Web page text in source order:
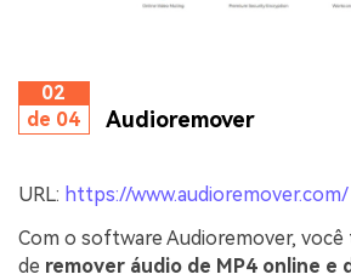
02
de 04
Audioremover
URL: https://www.audioremover.com/
Com o software Audioremover,
de remover áudio de MP4 online e